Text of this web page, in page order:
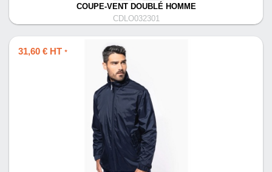
COUPE-VENT DOUBLÉ HOMME
CDLO032301
31,60 € HT *